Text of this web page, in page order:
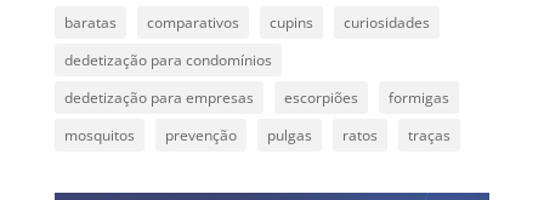
baratas comparativos cupins
curiosidades
dedetização para condomínios
dedetização para empresas
escorpiões
formigas
mosquitos
prevenção pulgas ratos traças